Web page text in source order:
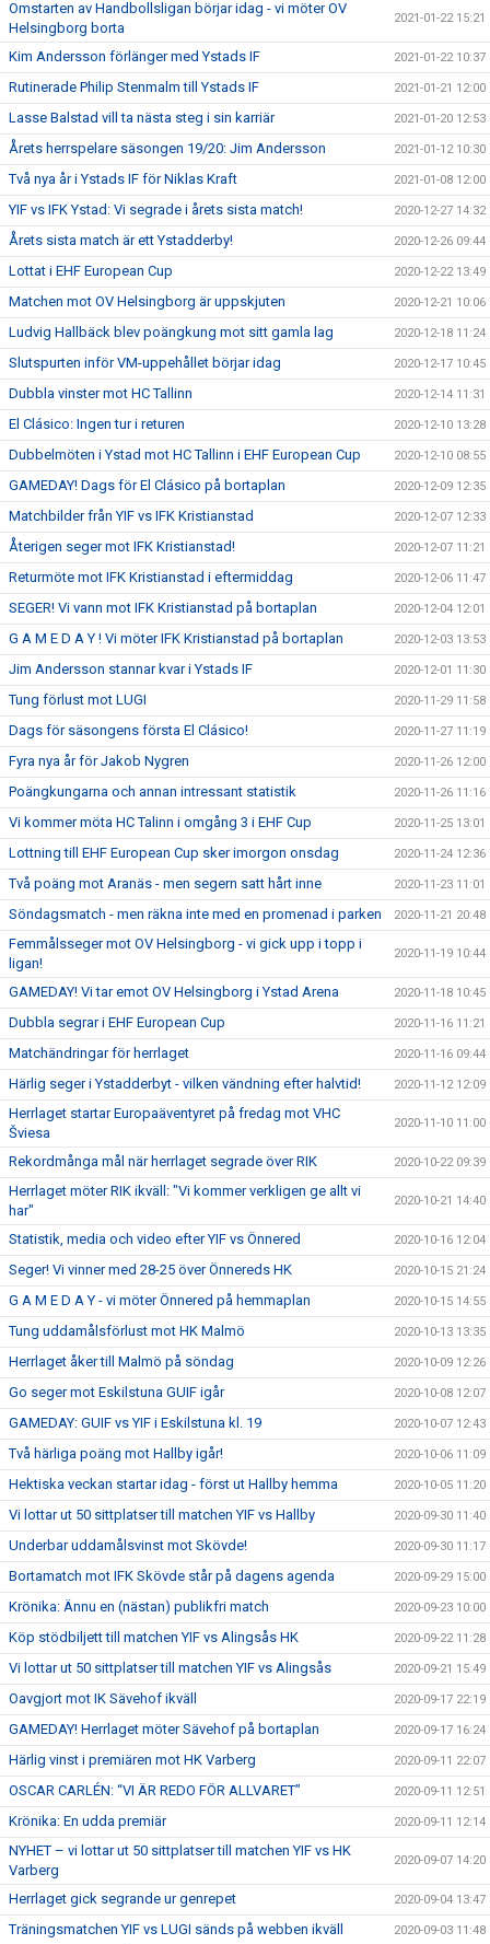
Omstarten av Handbollsligan börjar idag - vi möter OV
Helsingborg borta
2021-01-22 15:21
Kim Andersson förlänger med Ystads IF 2021-01-22 10:37
Rutinerade Philip Stenmalm till Ystads IF 2021-01-21 12:00
Lasse Balstad vill ta nästa steg i sin karriär 2021-01-20 12:53
Årets herrspelare säsongen 19/20: Jim Andersson 2021-01-12 10:30
Två nya år i Ystads IF för Niklas Kraft 2021-01-08 12:00
YIF vs IFK Ystad: Vi segrade i årets sista match! 2020-12-27 14:32
Årets sista match är ett Ystadderby! 2020-12-26 09:44
Lottat i EHF European Cup 2020-12-22 13:49
Matchen mot OV Helsingborg är uppskjuten 2020-12-21 10:06
Ludvig Hallbäck blev poängkung mot sitt gamla lag 2020-12-18 11:24
Slutspurten inför VM-uppehållet börjar idag 2020-12-17 10:45
Dubbla vinster mot HC Tallinn 2020-12-14 11:31
El Clásico: Ingen tur i returen 2020-12-10 13:28
Dubbelmöten i Ystad mot HC Tallinn i EHF European Cup 2020-12-10 08:55
GAMEDAY! Dags för El Clásico på bortaplan 2020-12-09 12:35
Matchbilder från YIF vs IFK Kristianstad 2020-12-07 12:33
Återigen seger mot IFK Kristianstad! 2020-12-07 11:21
Returmöte mot IFK Kristianstad i eftermiddag 2020-12-06 11:47
SEGER! Vi vann mot IFK Kristianstad på bortaplan 2020-12-04 12:01
G A M E D A Y ! Vi möter IFK Kristianstad på bortaplan 2020-12-03 13:53
Jim Andersson stannar kvar i Ystads IF 2020-12-01 11:30
Tung förlust mot LUGI 2020-11-29 11:58
Dags för säsongens första El Clásico! 2020-11-27 11:19
Fyra nya år för Jakob Nygren 2020-11-26 12:00
Poängkungarna och annan intressant statistik 2020-11-26 11:16
Vi kommer möta HC Talinn i omgång 3 i EHF Cup 2020-11-25 13:01
Lottning till EHF European Cup sker imorgon onsdag 2020-11-24 12:36
Två poäng mot Aranäs - men segern satt hårt inne 2020-11-23 11:01
Söndagsmatch - men räkna inte med en promenad i parken 2020-11-21 20:48
Femmålsseger mot OV Helsingborg - vi gick upp i topp i
ligan!
2020-11-19 10:44
GAMEDAY! Vi tar emot OV Helsingborg i Ystad Arena 2020-11-18 10:45
Dubbla segrar i EHF European Cup 2020-11-16 11:21
Matchändringar för herrlaget 2020-11-16 09:44
Härlig seger i Ystadderbyt - vilken vändning efter halvtid! 2020-11-12 12:09
Herrlaget startar Europaäventyret på fredag mot VHC
Šviesa
2020-11-10 11:00
Rekordmånga mål när herrlaget segrade över RIK 2020-10-22 09:39
Herrlaget möter RIK ikväll: "Vi kommer verkligen ge allt vi
har"
2020-10-21 14:40
Statistik, media och video efter YIF vs Önnered 2020-10-16 12:04
Seger! Vi vinner med 28-25 över Önnereds HK 2020-10-15 21:24
G A M E D A Y - vi möter Önnered på hemmaplan 2020-10-15 14:55
Tung uddamålsförlust mot HK Malmö 2020-10-13 13:35
Herrlaget åker till Malmö på söndag 2020-10-09 12:26
Go seger mot Eskilstuna GUIF igår 2020-10-08 12:07
GAMEDAY: GUIF vs YIF i Eskilstuna kl. 19 2020-10-07 12:43
Två härliga poäng mot Hallby igår! 2020-10-06 11:09
Hektiska veckan startar idag - först ut Hallby hemma 2020-10-05 11:20
Vi lottar ut 50 sittplatser till matchen YIF vs Hallby 2020-09-30 11:40
Underbar uddamålsvinst mot Skövde! 2020-09-30 11:17
Bortamatch mot IFK Skövde står på dagens agenda 2020-09-29 15:00
Krönika: Ännu en (nästan) publikfri match 2020-09-23 10:00
Köp stödbiljett till matchen YIF vs Alingsås HK 2020-09-22 11:28
Vi lottar ut 50 sittplatser till matchen YIF vs Alingsås 2020-09-21 15:49
Oavgjort mot IK Sävehof ikväll 2020-09-17 22:19
GAMEDAY! Herrlaget möter Sävehof på bortaplan 2020-09-17 16:24
Härlig vinst i premiären mot HK Varberg 2020-09-11 22:07
OSCAR CARLÉN: “VI ÄR REDO FÖR ALLVARET” 2020-09-11 12:51
Krönika: En udda premiär 2020-09-11 12:14
NYHET – vi lottar ut 50 sittplatser till matchen YIF vs HK
Varberg
2020-09-07 14:20
Herrlaget gick segrande ur genrepet 2020-09-04 13:47
Träningsmatchen YIF vs LUGI sänds på webben ikväll 2020-09-03 11:48